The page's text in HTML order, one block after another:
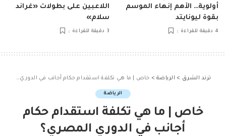
أولوية… الأهم إنهاء الموسم
بقوة ليونايتد
4 دقيقة للقراءة
اللاعبين على بطولات «غراند
سلام»
3 دقيقة للقراءة
ترند الشرق > الرياضة> خاص | ما هي تكلفة استقدام حكام أجانب في الدوري المصري؟
الرياضة
خاص | ما هي تكلفة استقدام حكام
أجانب في الدوري المصري؟